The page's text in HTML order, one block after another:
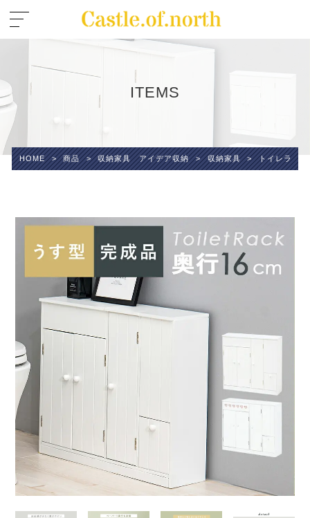
ITEMS
HOME > 商品 > 収納家具 アイデア収納 > 収納家具 > トイレラッ